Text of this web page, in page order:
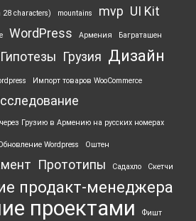
28 characters) mountains mvp UI Kit
WordPress Армения Баграташен
Гипотезы Грузия Дизайн
Импорт товаров WooCommerce
Грузию в Армению на русских номерах
Wordpress Оштен
Прототипы Садахло Скетчи
продакт-менеджера
проектами Фишт